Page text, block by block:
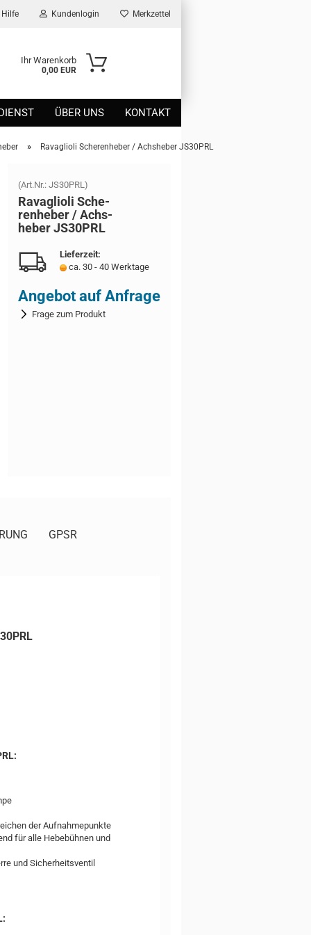
Hilfe Kundenlogin Merkzettel
Ihr Warenkorb
0,00 EUR
ÜBER UNS KONTAKT
» Ravaglioli Scherenheber / Achsheber JS30PRL
(Art.Nr.: JS30PRL)
Ra­vaglio­li Sche­
ren­he­ber / Achs­
he­ber JS30PRL
Lieferzeit:
ca. 30 - 40 Werktage
Angebot auf Anfrage
Frage zum Produkt
GPSR
der Aufnahmepunkte
für alle Hebebühnen und
und Sicherheitsventil